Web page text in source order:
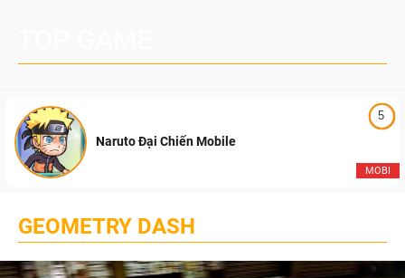
5
MOBI
Naruto Đại Chiến Mobile
GEOMETRY DASH